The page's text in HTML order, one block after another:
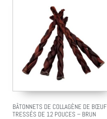
BÂTONNETS DE COLLAGÈNE DE BŒUF
TRESSÉS DE 12 POUCES – BRUN